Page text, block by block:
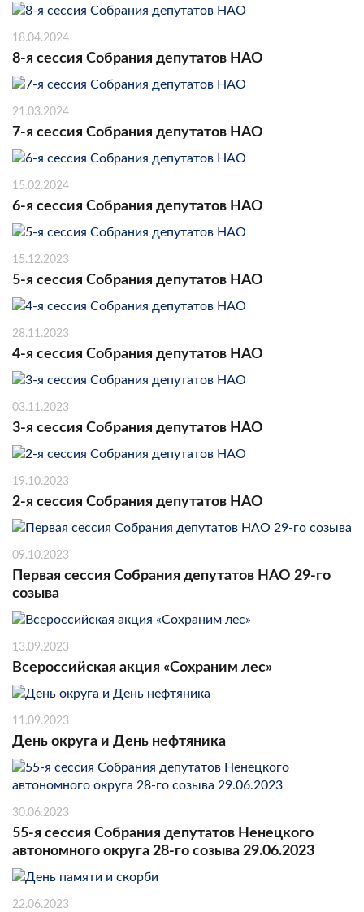
18.04.2024
8-я сессия Собрания депутатов НАО
21.03.2024
7-я сессия Собрания депутатов НАО
15.02.2024
6-я сессия Собрания депутатов НАО
15.12.2023
5-я сессия Собрания депутатов НАО
28.11.2023
4-я сессия Собрания депутатов НАО
03.11.2023
3-я сессия Собрания депутатов НАО
19.10.2023
2-я сессия Собрания депутатов НАО
09.10.2023
Первая сессия Собрания депутатов НАО 29-го
созыва
13.09.2023
Всероссийская акция «Сохраним лес»
11.09.2023
День округа и День нефтяника
30.06.2023
55-я сессия Собрания депутатов Ненецкого
автономного округа 28-го созыва 29.06.2023
22.06.2023